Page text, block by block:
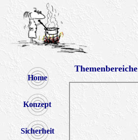
Home
Konzept
Sicherheit
Themenbereiche